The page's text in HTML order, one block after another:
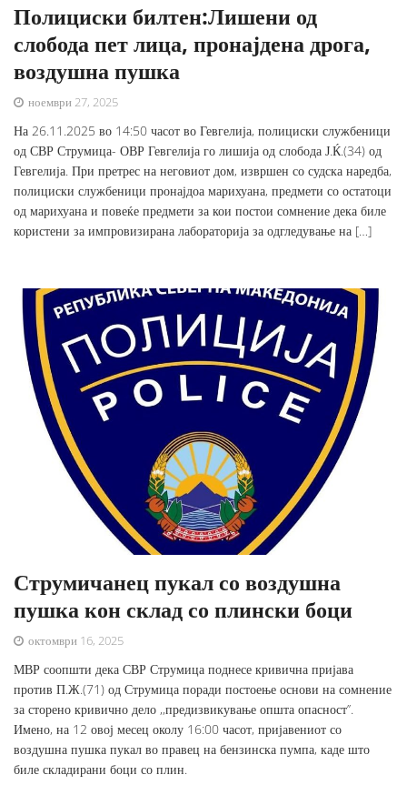
Полициски билтен:Лишени од
слобода пет лица, пронајдена дрога,
воздушна пушка
ноември 27, 2025
На 26.11.2025 во 14:50 часот во Гевгелија, полициски службеници
од СВР Струмица- ОВР Гевгелија го лишија од слобода Ј.Ќ.(34) од
Гевгелија. При претрес на неговиот дом, извршен со судска наредба,
полициски службеници пронајдоа марихуана, предмети со остатоци
од марихуана и повеќе предмети за кои постои сомнение дека биле
користени за импровизирана лабораторија за одгледување на […]
Струмичанец пукал со воздушна
пушка кон склад со плински боци
октомври 16, 2025
МВР соопшти дека СВР Струмица поднесе кривична пријава
против П.Ж.(71) од Струмица поради постоење основи на сомнение
за сторено кривично дело ,,предизвикување општа опасност’’.
Имено, на 12 овој месец околу 16:00 часот, пријавениот со
воздушна пушка пукал во правец на бензинска пумпа, каде што
биле складирани боци со плин.